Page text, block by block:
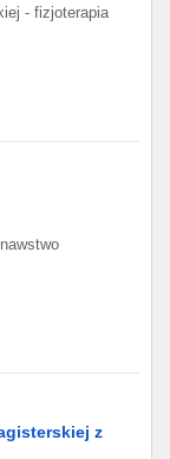
- fizjoterapia
z